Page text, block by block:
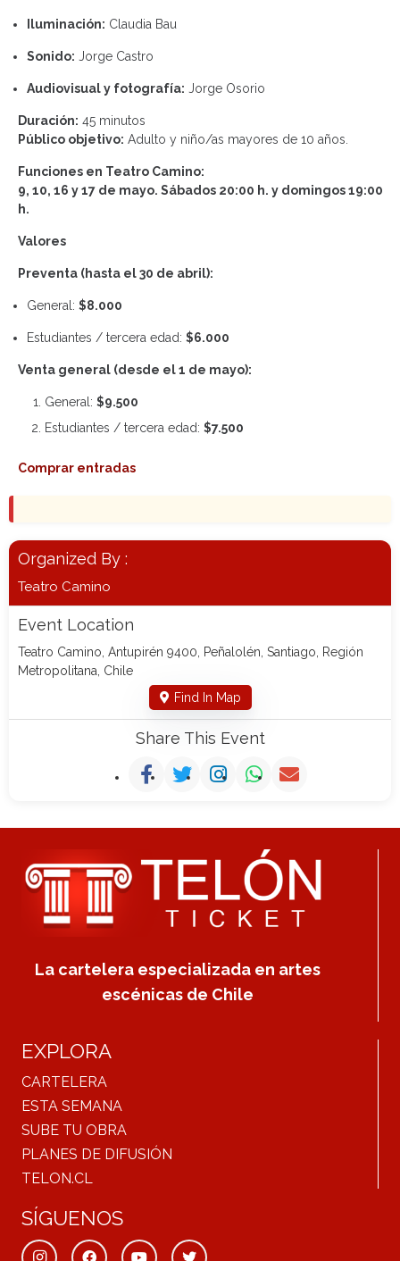
Iluminación: Claudia Bau
Sonido: Jorge Castro
Audiovisual y fotografía: Jorge Osorio
Duración: 45 minutos
Público objetivo: Adulto y niño/as mayores de 10 años.
Funciones en Teatro Camino:
9, 10, 16 y 17 de mayo. Sábados 20:00 h. y domingos 19:00
h.
Valores
Preventa (hasta el 30 de abril):
General: $8.000
Estudiantes / tercera edad: $6.000
Venta general (desde el 1 de mayo):
General: $9.500
Estudiantes / tercera edad: $7.500
Comprar entradas
Organized By :
Teatro Camino
Event Location
Teatro Camino, Antupirén 9400, Peñalolén, Santiago, Región
Metropolitana, Chile
Find In Map
Share This Event
La cartelera especializada en artes
escénicas de Chile
EXPLORA
CARTELERA
ESTA SEMANA
SUBE TU OBRA
PLANES DE DIFUSIÓN
TELON.CL
SÍGUENOS